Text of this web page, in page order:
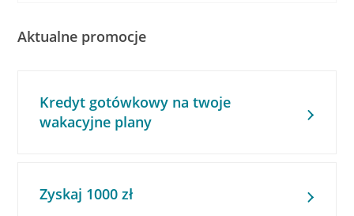
Aktualne promocje
Kredyt gotówkowy na twoje
wakacyjne plany
Zyskaj 1000 zł